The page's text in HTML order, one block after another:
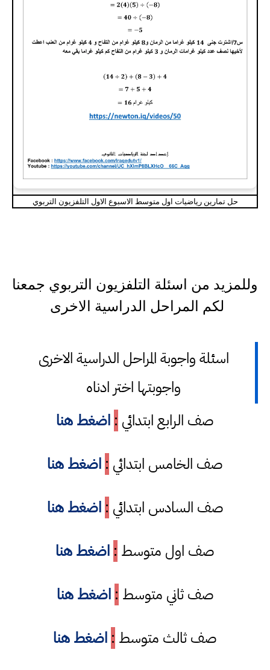
حل تمارين رياضيات اول متوسط الاسبوع الاول التلفزيون التربوي
وللمزيد من اسئلة التلفزيون التربوي جمعنا
لكم المراحل الدراسية الاخرى
اسئلة واجوبة المراحل الدراسية الاخرى
واجوبتها اختر ادناه
صف الرابع ابتدائي : اضغط هنا
صف الخامس ابتدائي : اضغط هنا
صف السادس ابتدائي : اضغط هنا
صف اول متوسط : اضغط هنا
صف ثاني متوسط : اضغط هنا
صف ثالث متوسط : اضغط هنا